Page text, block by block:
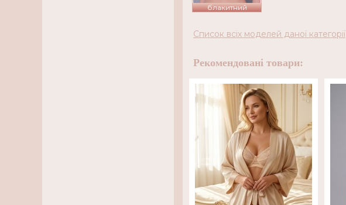
блакитний
Список всіх моделей даної категорії
Рекомендовані товари: